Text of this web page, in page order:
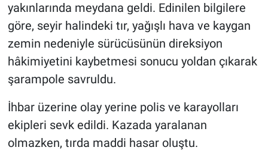
yakınlarında meydana geldi. Edinilen bilgilere
göre, seyir halindeki tır, yağışlı hava ve kaygan
zemin nedeniyle sürücüsünün direksiyon
hâkimiyetini kaybetmesi sonucu yoldan çıkarak
şarampole savruldu.
İhbar üzerine olay yerine polis ve karayolları
ekipleri sevk edildi. Kazada yaralanan
olmazken, tırda maddi hasar oluştu.